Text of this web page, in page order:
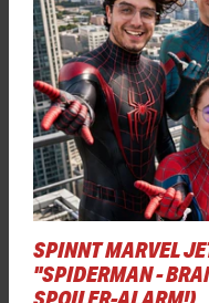
SPINNT MARVEL
"SPIDERMAN -